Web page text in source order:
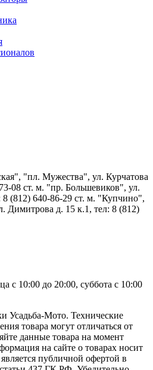
"пл. Мужества", ул. Курчатова
08 ст. м. "пр. Большевиков", ул.
8 (812) 640-86-29 ст. м. "Купчино",
Димитрова д. 15 к.1, тел: 8 (812)
с 10:00 до 20:00, суббота с 10:00
Усадьба-Мото. Технические
товара могут отличаться от
данные товара на момент
на сайте о товарах носит
публичной офертой в